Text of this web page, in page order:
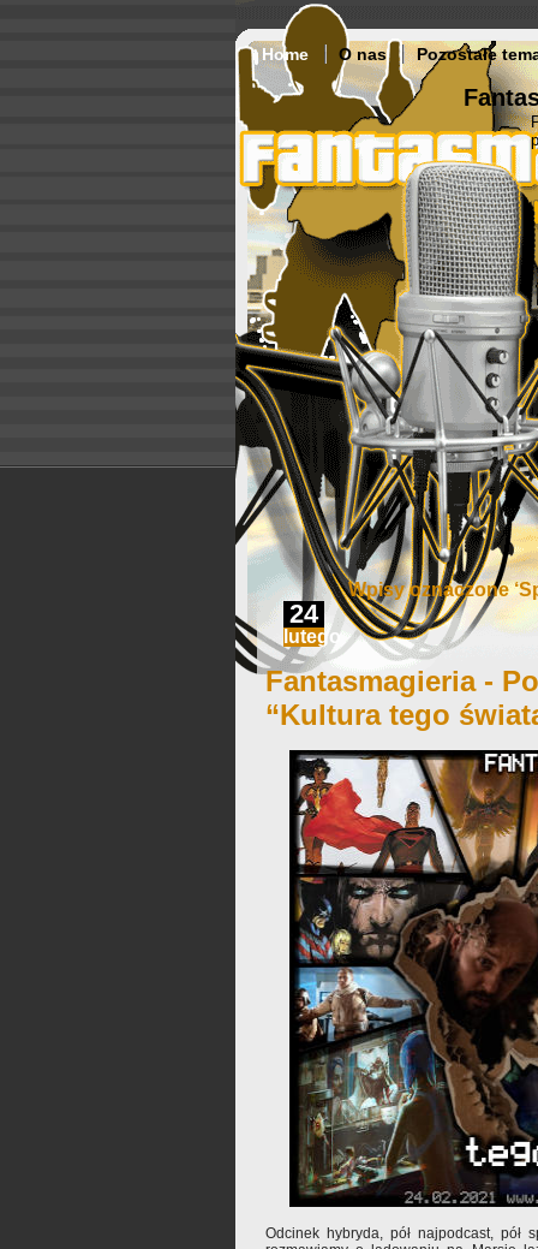
Home O nas Pozostałe
Wpisy oznaczone
24
lutego
Fantasmagieria -
“Kultura tego
Odcinek hybryda, pół najpodcast, pół